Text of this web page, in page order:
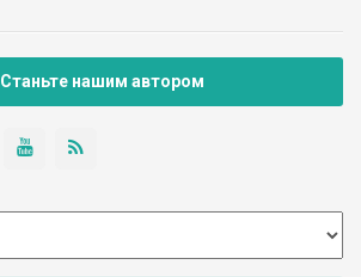
Станьте нашим автором